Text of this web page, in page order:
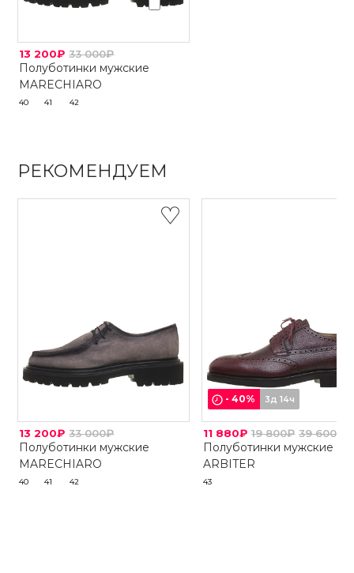
13 200₽ 33 000₽
Полуботинки мужские
MARECHIARO
40 41 42
РЕКОМЕНДУЕМ
13 200₽ 33 000₽
Полуботинки мужские
MARECHIARO
40 41 42
-40% 3д 14ч
11 880₽ 19 800₽ 39 600₽
Полуботинки мужские
ARBITER
43